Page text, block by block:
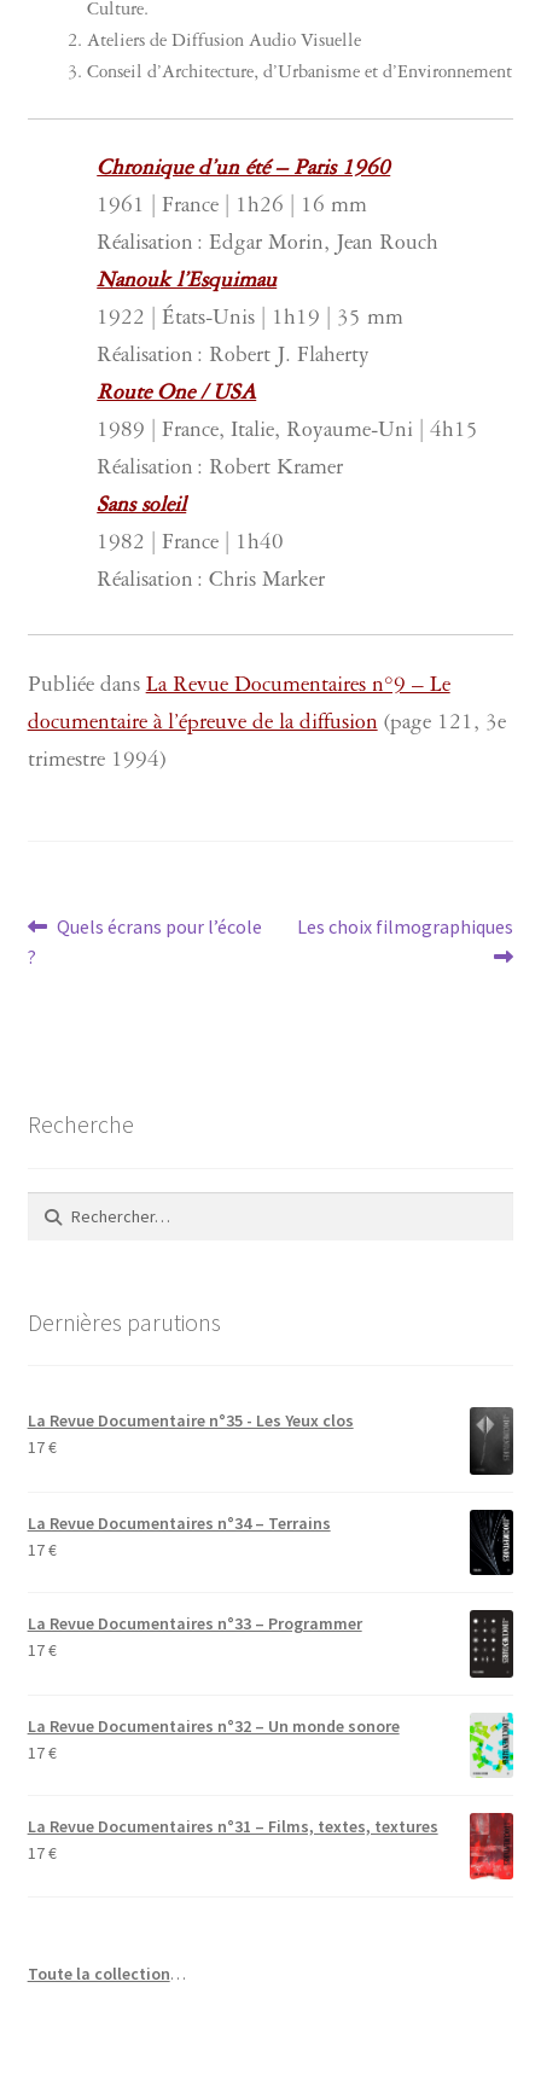
Culture.
Ateliers de Diffusion Audio Visuelle
Conseil d’Architecture, d’Urbanisme et d’Environnement
Chronique d’un été – Paris 1960
1961 | France | 1h26 | 16 mm
Réalisation : Edgar Morin, Jean Rouch
Nanouk l’Esquimau
1922 | États-Unis | 1h19 | 35 mm
Réalisation : Robert J. Flaherty
Route One / USA
1989 | France, Italie, Royaume-Uni | 4h15
Réalisation : Robert Kramer
Sans soleil
1982 | France | 1h40
Réalisation : Chris Marker
Publiée dansLa Revue Documentaires n°9 – Le
documentaire à l’épreuve de la diffusion(page 121, 3e
trimestre 1994)
Navigation
de
Article
Quels écrans pour l’école
?
Article
Les choix filmographiques
Recherche
Rechercher :
Dernières parutions
La Revue Documentaire n°35 - Les Yeux clos
17€
La Revue Documentaires n°34 – Terrains
17€
La Revue Documentaires n°33 – Programmer
17€
La Revue Documentaires n°32 – Un monde sonore
17€
La Revue Documentaires n°31 – Films, textes, textures
17€
Toute la collection…